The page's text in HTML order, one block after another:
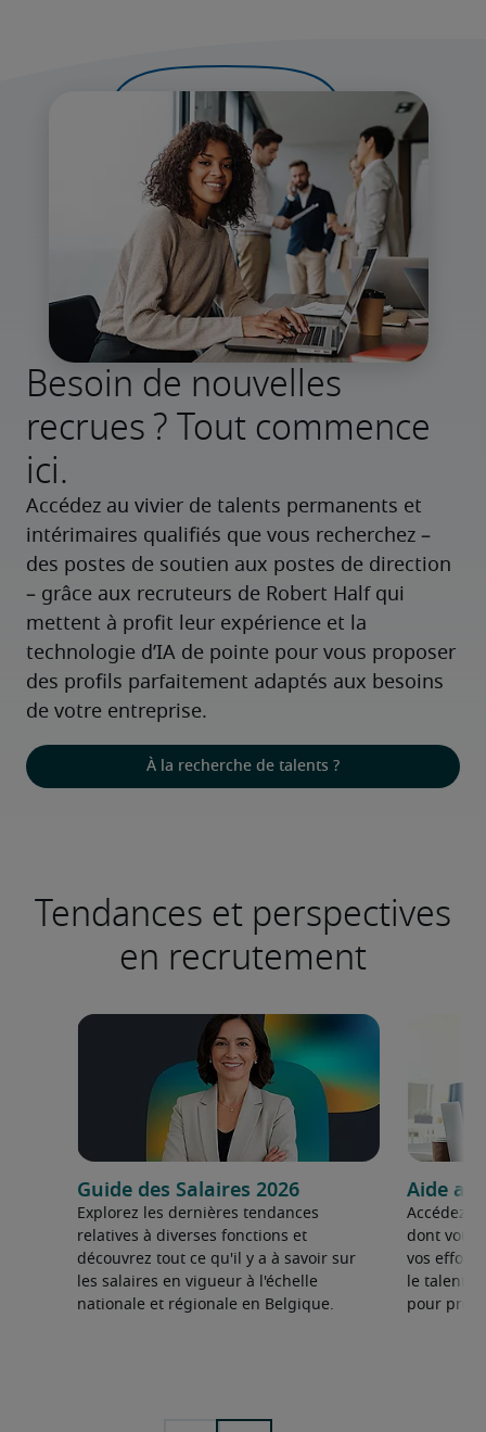
Besoin de nouvelles
recrues ? Tout commence
ici.
Accédez au vivier de talents permanents et
intérimaires qualifiés que vous recherchez –
des postes de soutien aux postes de direction
– grâce aux recruteurs de Robert Half qui
mettent à profit leur expérience et la
technologie d’IA de pointe pour vous proposer
des profils parfaitement adaptés aux besoins
de votre entreprise.
À la recherche de talents ?
Tendances et perspectives
en recrutement
Guide des Salaires 2026
Explorez les dernières tendances
relatives à diverses fonctions et
découvrez tout ce qu'il y a à savoir sur
les salaires en vigueur à l'échelle
nationale et régionale en Belgique.
Aide au
Accédez
dont vous
vos
le talent
pour